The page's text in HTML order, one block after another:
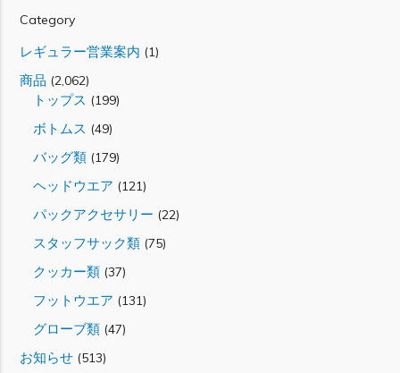
Category
レギュラー営業案内 (1)
商品 (2,062)
トップス (199)
ボトムス (49)
バッグ類(179)
ヘッドウエア (121)
パックアクセサリー (22)
スタッフサック類(75)
クッカー類(37)
フットウエア (131)
グローブ類(47)
お知らせ(513)